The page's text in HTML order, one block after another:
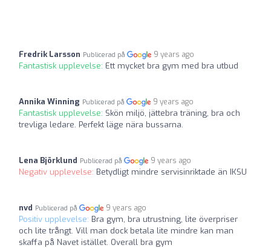
Fredrik Larsson Publicerad på 9 years ago
Fantastisk upplevelse: Ett mycket bra gym med bra utbud
Annika Winning Publicerad på 9 years ago
Fantastisk upplevelse: Skön miljö, jättebra träning, bra och
trevliga ledare. Perfekt läge nära bussarna.
Lena Björklund Publicerad på 9 years ago
Negativ upplevelse: Betydligt mindre servisinriktade än IKSU
nvd Publicerad på 9 years ago
Positiv upplevelse: Bra gym, bra utrustning, lite överpriser
och lite trångt. Vill man dock betala lite mindre kan man
skaffa på Navet istället. Overall bra gym